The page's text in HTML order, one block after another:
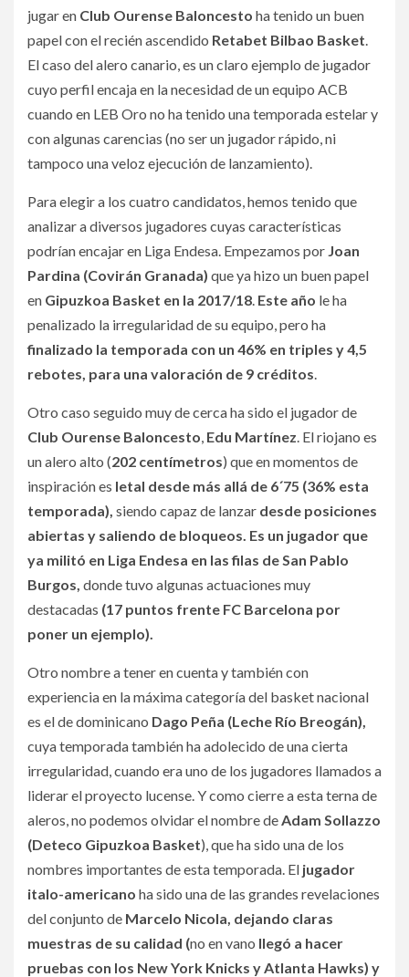
jugar en Club Ourense Baloncesto ha tenido un buen
papel con el recién ascendido Retabet Bilbao Basket.
El caso del alero canario, es un claro ejemplo de jugador
cuyo perfil encaja en la necesidad de un equipo ACB
cuando en LEB Oro no ha tenido una temporada estelar y
con algunas carencias (no ser un jugador rápido, ni
tampoco una veloz ejecución de lanzamiento).
Para elegir a los cuatro candidatos, hemos tenido que
analizar a diversos jugadores cuyas características
podrían encajar en Liga Endesa. Empezamos por Joan
Pardina (Covirán Granada) que ya hizo un buen papel
en Gipuzkoa Basket en la 2017/18. Este año le ha
penalizado la irregularidad de su equipo, pero ha
finalizado la temporada con un 46% en triples y 4,5
rebotes, para una valoración de 9 créditos.
Otro caso seguido muy de cerca ha sido el jugador de
Club Ourense Baloncesto, Edu Martínez. El riojano es
un alero alto (202 centímetros) que en momentos de
inspiración es letal desde más allá de 6´75 (36% esta
temporada), siendo capaz de lanzar desde posiciones
abiertas y saliendo de bloqueos. Es un jugador que
ya militó en Liga Endesa en las filas de San Pablo
Burgos, donde tuvo algunas actuaciones muy
destacadas (17 puntos frente FC Barcelona por
poner un ejemplo).
Otro nombre a tener en cuenta y también con
experiencia en la máxima categoría del basket nacional
es el de dominicano Dago Peña (Leche Río Breogán),
cuya temporada también ha adolecido de una cierta
irregularidad, cuando era uno de los jugadores llamados a
liderar el proyecto lucense. Y como cierre a esta terna de
aleros, no podemos olvidar el nombre deAdam Sollazzo
(Deteco Gipuzkoa Basket), que ha sido una de los
nombres importantes de esta temporada. El jugador
italo-americano ha sido una de las grandes revelaciones
del conjunto de Marcelo Nicola, dejando claras
muestras de su calidad (no en vano llegó a hacer
pruebas con los New York Knicks y Atlanta Hawks) y